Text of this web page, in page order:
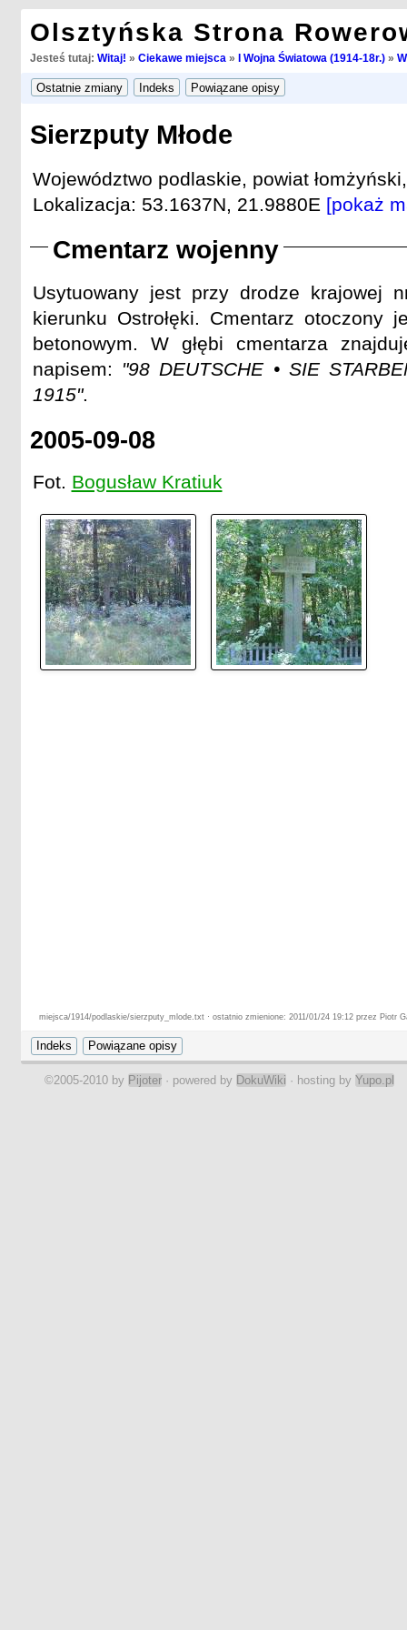
Olsztyńska Strona
Jesteś tutaj: Witaj! » Ciekawe miejsca » I Wojna Światowa (1914-18r.)»
Sierzputy Młode
Województwo podlaskie, powiat
Lokalizacja: 53.1637N, 21.9880E [pokaż
Cmentarz wojenny
Usytuowany jest przy drodze krajowej
kierunku Ostrołęki. Cmentarz otoczony
betonowym. W głębi cmentarza
napisem: "98 DEUTSCHE • SIE
1915".
2005-09-08
Fot. Bogusław Kratiuk
miejsca/1914/podlaskie/sierzputy_mlode.txt · ostatnio zmienione: 2011/01/24 19:12 przez Piotr
©2005-2010 by Pijoter · powered by DokuWiki · hosting by Yupo.pl